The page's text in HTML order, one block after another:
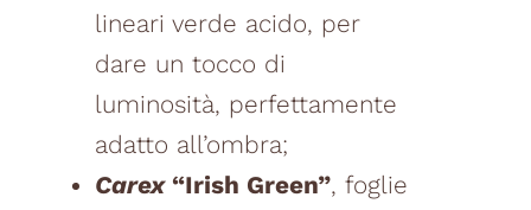
lineari verde acido, per
dare un tocco di
luminosità, perfettamente
adatto all’ombra;
Carex“Irish Green”, foglie